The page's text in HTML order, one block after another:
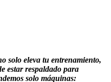
solo eleva tu entrenamiento,
estar respaldado para
solo máquinas: